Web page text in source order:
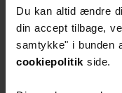
Du kan altid ændre
din accept tilbage,
samtykke" i bunden
cookiepolitik side.
Select product
Rubrik